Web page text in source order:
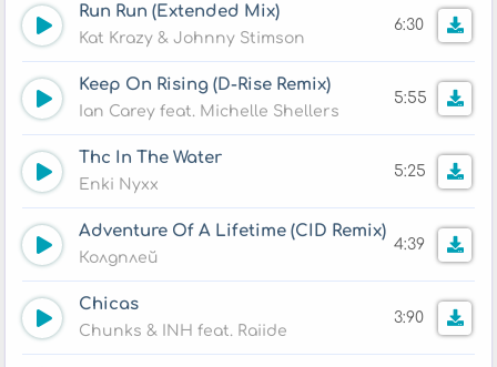
Run Run (Extended Mix)
Kat Krazy & Johnny Stimson
6:30
Keep On Rising (D-Rise Remix)
Ian Carey feat. Michelle Shellers
5:55
Thc In The Water
Enki Nyxx
5:25
Adventure Of A Lifetime (CID Remix)
Колдплей
4:39
Chicas
Chunks & INH feat. Raiide
3:90